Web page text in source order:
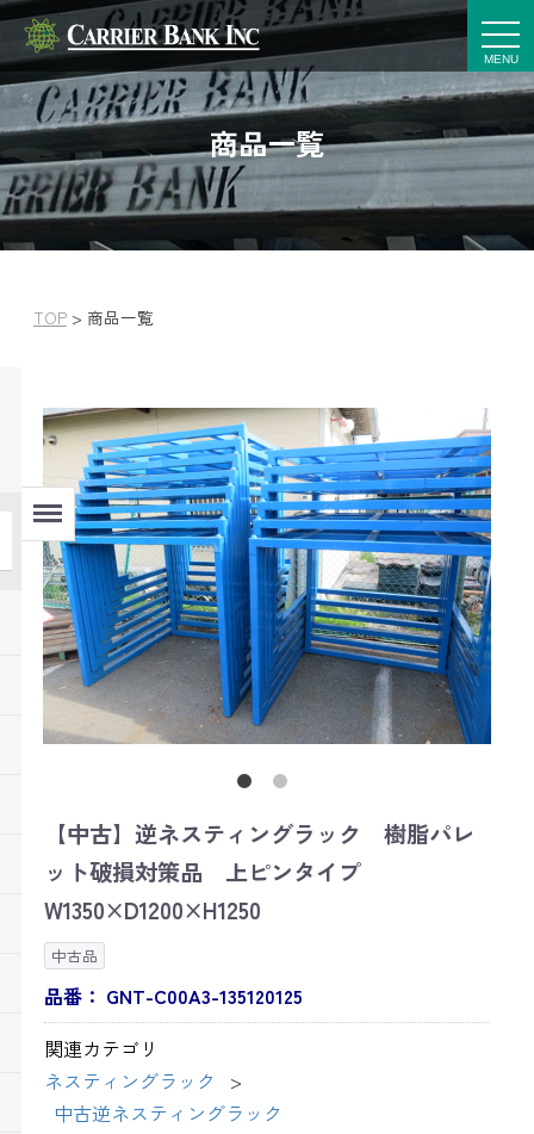
t
o
g
g
l
n
v
g
t
商品一覧
TOP > 商品一覧
Menu
【中古】逆ネスティングラック 樹脂パレ
ット破損対策品 上ピンタイプ
W1350×D1200×H1250
中古品
品番： GNT-C00A3-135120125
関連カテゴリ
ネスティングラック
中古逆ネスティングラック